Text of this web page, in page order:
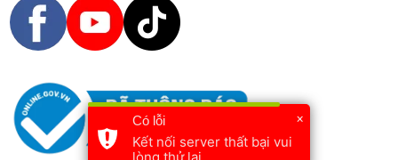
×
Có lỗi
Kết nối server thất bại vui